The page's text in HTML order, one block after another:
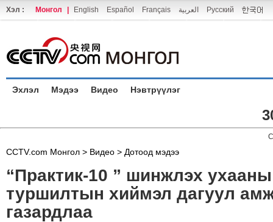
Хэл : Монгол English Español Français العربية Русский
Эхлэл Мэдээ Видео Нэвтрүүлэг
CCTV.com Монгол > Видео > Дотоод мэдээ
“Практик-10 ” шинжлэх ухааны
туршилтын хиймэл дагуул
газардлаа